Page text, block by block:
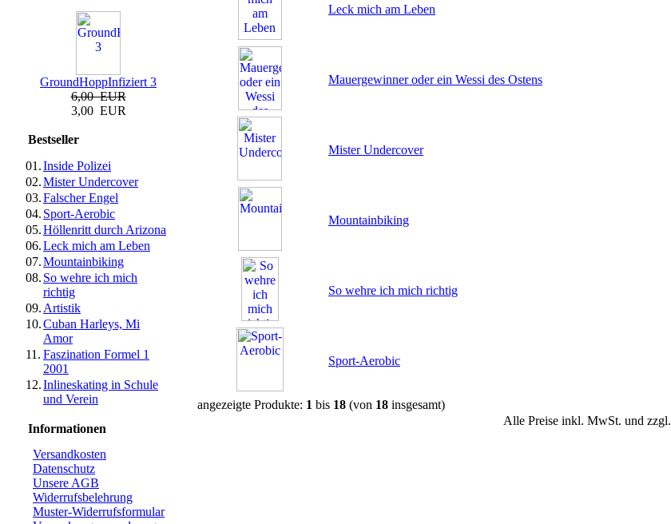
GroundHoppInfiziert 3
6,00 EUR
3,00 EUR
Bestseller
01.Inside Polizei
02.Mister Undercover
03.Falscher Engel
04. Sport-Aerobic
05.Höllenritt durch Arizona
06.Leck mich am Leben
07.Mountainbiking
08. So wehre ich mich
richtig
09. Artistik
10.Cuban Harleys, Mi
Amor
11. Faszination Formel 1
2001
12.Inlineskating in Schule
und Verein
Informationen
Versandkosten
Datenschutz
Unsere AGB
Widerrufsbelehrung
Muster-Widerrufsformular
Leck mich am Leben
Mauergewinner oder ein Wessi des Ostens
Mister Undercover
Mountainbiking
So wehre ich mich richtig
Sport-Aerobic
angezeigte Produkte: 1 bis 18 (von 18 insgesamt)
Alle Preise inkl. MwSt. und zzgl.